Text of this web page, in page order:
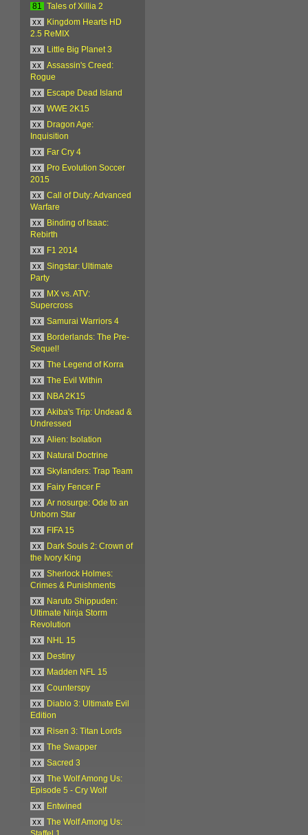
81
Tales of Xillia 2
xx
Kingdom Hearts HD
2.5 ReMIX
xx
Little Big Planet 3
xx
Assassin's Creed:
Rogue
xx
Escape Dead Island
xx
WWE 2K15
xx
Dragon Age:
Inquisition
xx
Far Cry 4
xx
Pro Evolution Soccer
2015
xx
Call of Duty: Advanced
Warfare
xx
Binding of Isaac:
Rebirth
xx
F1 2014
xx
Singstar: Ultimate
Party
xx
MX vs. ATV:
Supercross
xx
Samurai Warriors 4
xx
Borderlands: The Pre-
Sequel!
xx
The Legend of Korra
xx
The Evil Within
xx
NBA 2K15
xx
Akiba's Trip: Undead &
Undressed
xx
Alien: Isolation
xx
Natural Doctrine
xx
Skylanders: Trap Team
xx
Fairy Fencer F
xx
Ar nosurge: Ode to an
Unborn Star
xx
FIFA 15
xx
Dark Souls 2: Crown of
the Ivory King
xx
Sherlock Holmes:
Crimes & Punishments
xx
Naruto Shippuden:
Ultimate Ninja Storm
Revolution
xx
NHL 15
xx
Destiny
xx
Madden NFL 15
xx
Counterspy
xx
Diablo 3: Ultimate Evil
Edition
xx
Risen 3: Titan Lords
xx
The Swapper
xx
Sacred 3
xx
The Wolf Among Us:
Episode 5 - Cry Wolf
xx
Entwined
xx
The Wolf Among Us: